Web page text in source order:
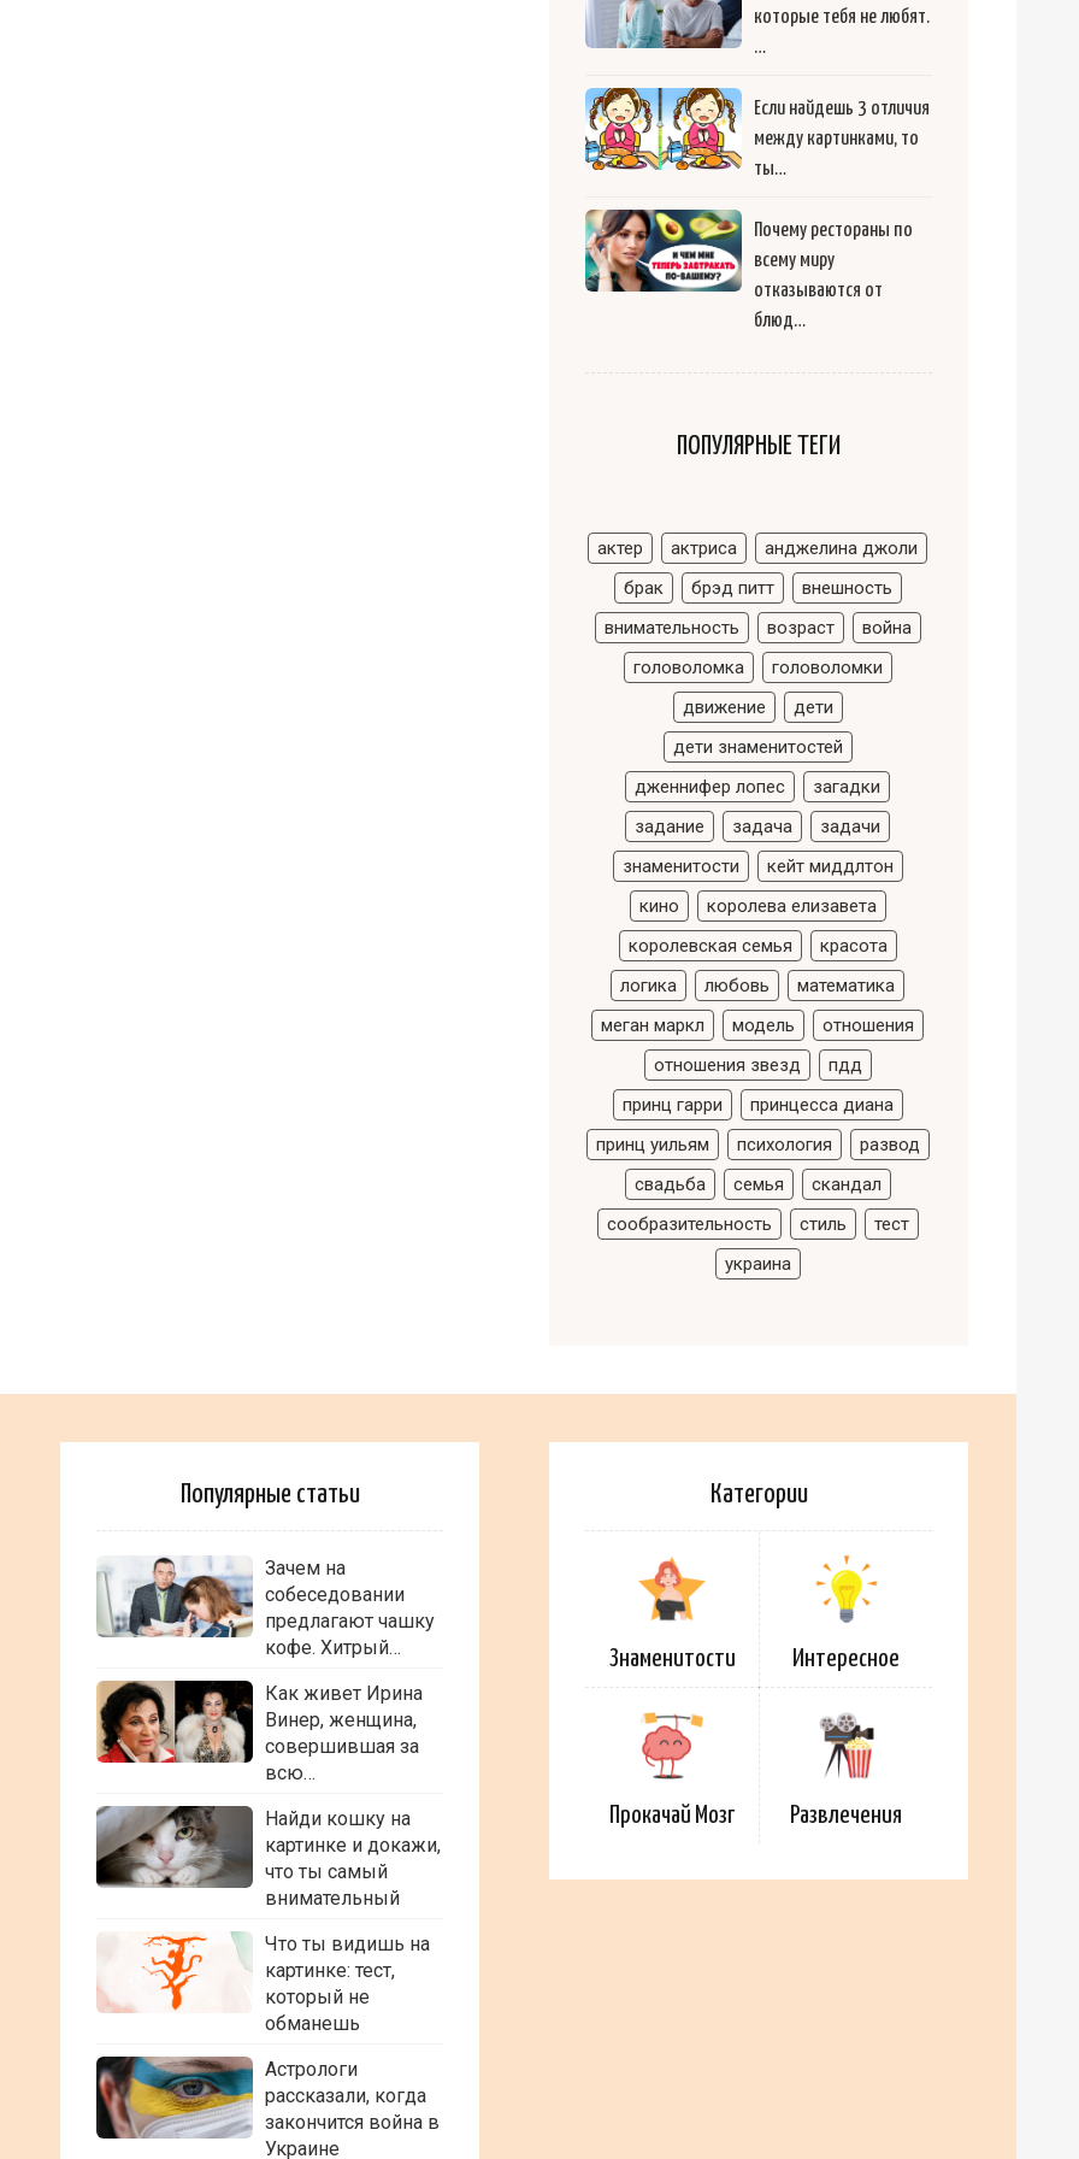
которые тебя не любят.
…
Если найдешь 3 отличия
между картинками, то
ты…
Почему рестораны по
всему миру
отказываются от
блюд…
ПОПУЛЯРНЫЕ ТЕГИ
актер актриса
анджелина джоли
брак
брэд питт
внешность
внимательность
возраст
война
головоломка
головоломки
движение
дети
дети знаменитостей
дженнифер лопес
загадки
задание
задача
задачи
знаменитости
кейт миддлтон
кино
королева елизавета
королевская семья
красота
логика
любовь
математика
меган маркл
модель
отношения
отношения звезд
пдд
принц гарри
принцесса диана
принц уильям
психология
развод
свадьба
семья
скандал
сообразительность
стиль
тест
украина
Популярные статьи
Зачем на
собеседовании
предлагают чашку
кофе. Хитрый…
Как живет Ирина
Винер, женщина,
совершившая за
всю…
Найди кошку на
картинке и докажи,
что ты самый
внимательный
Что ты видишь на
картинке: тест,
который не
обманешь
Астрологи
рассказали, когда
закончится война в
Украине
Категории
Знаменитости Интересное
Прокачай Мозг Развлечения